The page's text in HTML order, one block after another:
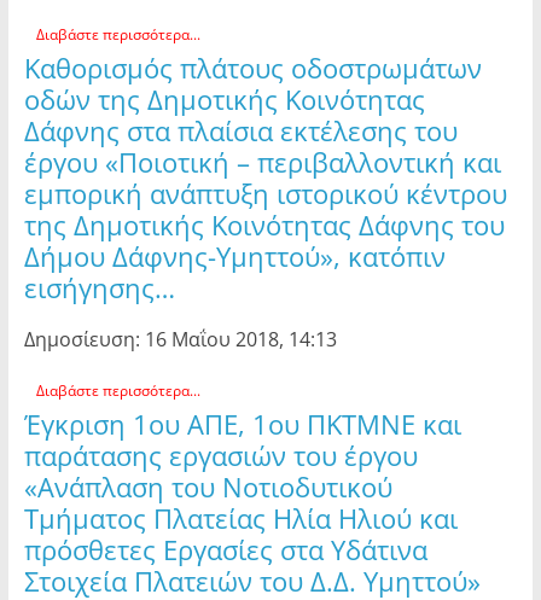
Διαβάστε περισσότερα...
Καθορισμός πλάτους οδοστρωμάτων
οδών της Δημοτικής Κοινότητας
Δάφνης στα πλαίσια εκτέλεσης του
έργου «Ποιοτική – περιβαλλοντική και
εμπορική ανάπτυξη ιστορικού κέντρου
της Δημοτικής Κοινότητας Δάφνης του
Δήμου Δάφνης-Υμηττού», κατόπιν
εισήγησης…
Δημοσίευση: 16 Μαΐου 2018, 14:13
Διαβάστε περισσότερα...
Έγκριση 1ου ΑΠΕ, 1ου ΠΚΤΜΝΕ και
παράτασης εργασιών του έργου
«Ανάπλαση του Νοτιοδυτικού
Τμήματος Πλατείας Ηλία Ηλιού και
πρόσθετες Εργασίες στα Υδάτινα
Στοιχεία Πλατειών του Δ.Δ. Υμηττού»